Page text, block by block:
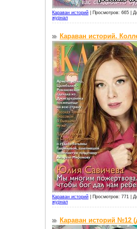
Караван историй Просмотров: 665 |
журнал
Караван историй.
Караван историй Просмотров: 771 |
журнал
Караван историй №12